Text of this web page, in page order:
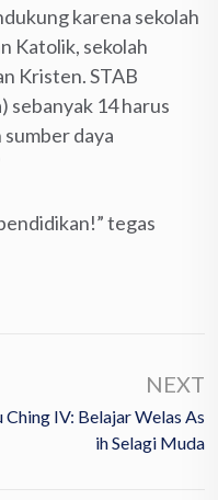
karena sekolah
Katolik, sekolah
Kristen. STAB
sebanyak 14 harus
daya
tegas
NEXT
Ching IV: Belajar Welas As
Ih Selagi Muda